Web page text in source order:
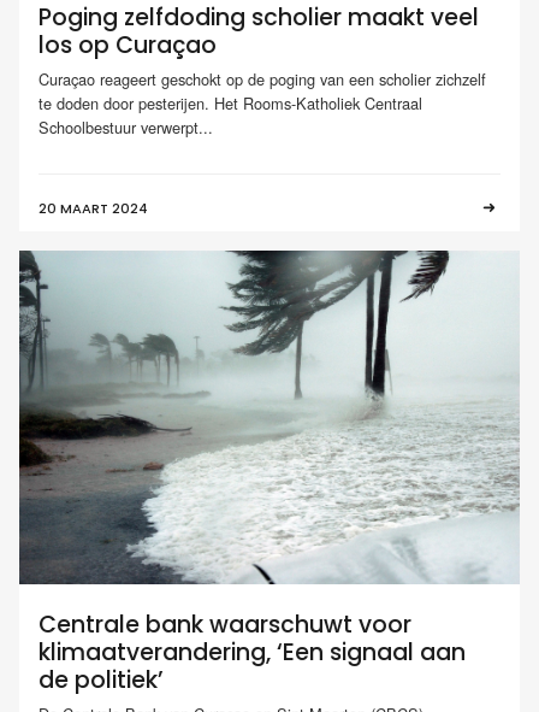
Poging zelfdoding scholier maakt veel
los op Curaçao
Curaçao reageert geschokt op de poging van een scholier zichzelf
te doden door pesterijen. Het Rooms-Katholiek Centraal
Schoolbestuur verwerpt...
20 MAART 2024
Centrale bank waarschuwt voor
klimaatverandering, ‘Een signaal aan
de politiek’